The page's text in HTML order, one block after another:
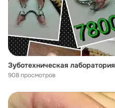
Зуботехническая лаборатория
908 просмотров